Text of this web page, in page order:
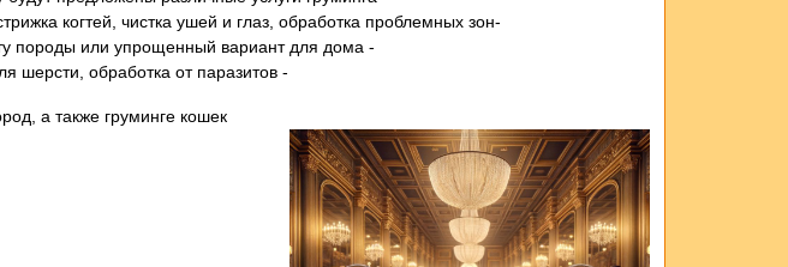
-Гигиеническая стрижка: купание с профессиональной косметикой, стрижка когтей, чистка ушей и глаз, обработка проблемных зон
- Модельная стрижка (включает гигиену): по стандарту породы или упрощенный вариант для дома
- Дополнительно: спа-процедуры, маски для шерсти, обработка от паразитов
а также груминге кошек